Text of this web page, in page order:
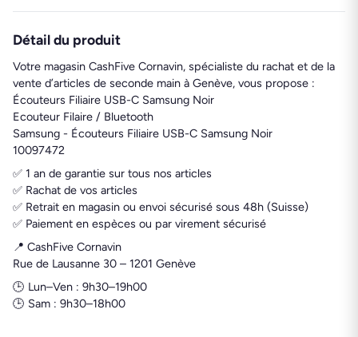
Détail du produit
Votre magasin CashFive Cornavin, spécialiste du rachat et de la
vente d’articles de seconde main à Genève, vous propose :
Écouteurs Filiaire USB-C Samsung Noir
Ecouteur Filaire / Bluetooth
Samsung - Écouteurs Filiaire USB-C Samsung Noir
10097472
✅ 1 an de garantie sur tous nos articles
✅ Rachat de vos articles
✅ Retrait en magasin ou envoi sécurisé sous 48h (Suisse)
✅ Paiement en espèces ou par virement sécurisé
📍 CashFive Cornavin
Rue de Lausanne 30 – 1201 Genève
🕒 Lun–Ven : 9h30–19h00
🕒 Sam : 9h30–18h00